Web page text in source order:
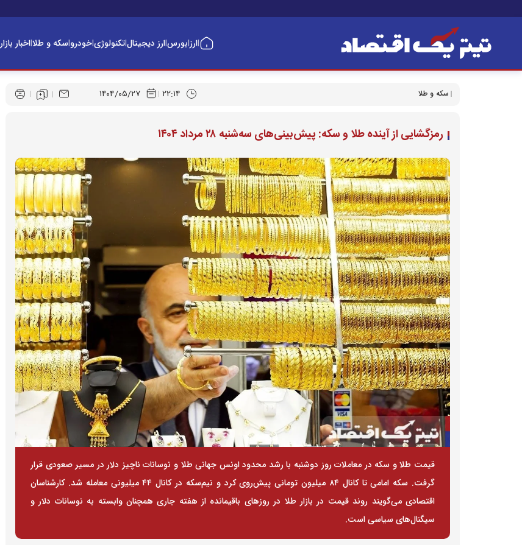
|ارز|بورس|ارز دیجیتال|تکنولوژی|خودرو|سکه و طلا|اخبار بازار
سکه و طلا ۱۴۰۴/۰۵/۲۷ ۲۲:۱۴
رمزگشایی از آینده طلا و سکه: پیش‌بینی‌های سه‌شنبه ۲۸ مرداد ۱۴۰۴
قیمت طلا و سکه در معاملات روز دوشنبه با رشد محدود اونس جهانی طلا و نوسانات ناچیز دلار در مسیر صعودی قرار
گرفت. سکه امامی تا کانال ۸۴ میلیون تومانی پیش‌روی کرد و نیم‌سکه در کانال ۴۴ میلیونی معامله شد. کارشناسان
اقتصادی می‌گویند روند قیمت در بازار طلا در روزهای باقیمانده از هفته جاری همچنان وابسته به نوسانات دلار و
سیگنال‌های سیاسی است.